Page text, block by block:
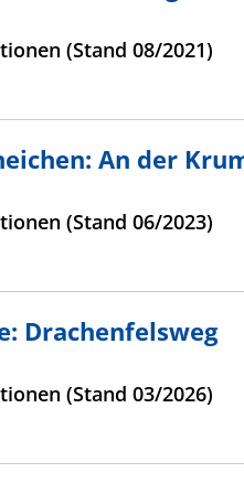
(Stand 08/2021)
An der
(Stand 06/2023)
Drachenfelsweg
(Stand 03/2026)